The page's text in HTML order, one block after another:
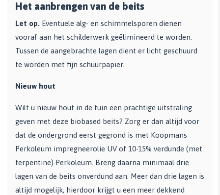
Het aanbrengen van de beits
Let op. Eventuele alg- en schimmelsporen dienen
vooraf aan het schilderwerk geëlimineerd te worden.
Tussen de aangebrachte lagen dient er licht geschuurd
te worden met fijn schuurpapier.
Nieuw hout
Wilt u nieuw hout in de tuin een prachtige uitstraling
geven met deze biobased beits? Zorg er dan altijd voor
dat de ondergrond eerst gegrond is met Koopmans
Perkoleum impregneerolie UV of 10-15% verdunde (met
terpentine) Perkoleum. Breng daarna minimaal drie
lagen van de beits onverdund aan. Meer dan drie lagen is
altijd mogelijk, hierdoor krijgt u een meer dekkend